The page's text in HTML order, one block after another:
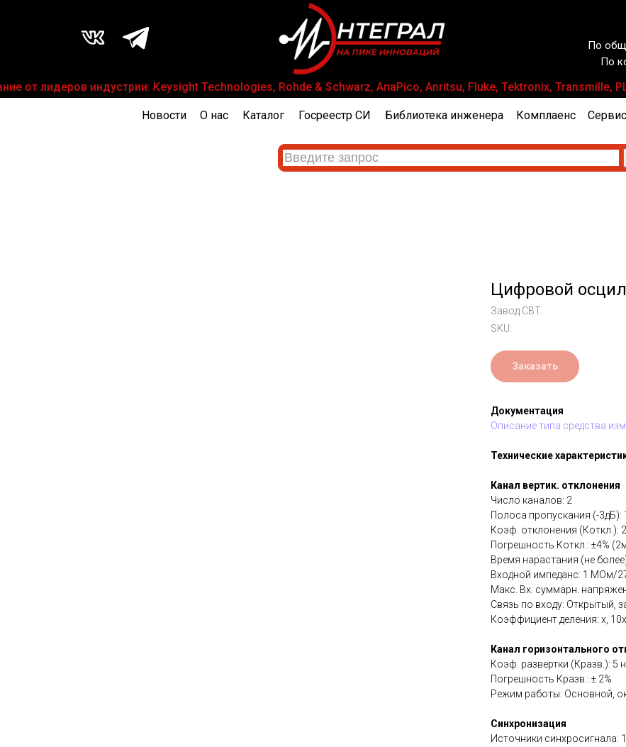
По
По
от лидеров индустрии: Keysight Technologies, Rohde & Schwarz, AnaPico, Anritsu, Fluke, Tektronix, Transmille,
Каталог
О нас Госреестр СИ Библиотека инженера Комплаенс
Новости Сервис
Цифровой
Завод СВТ
SKU:
Заказать
Документация
Описание типа средства
Технические
Канал вертик. отклонения
Число каналов: 2
Полоса пропускания (-3дБ):
Коэф. отклонения (Коткл.):
Погрешность Коткл.: ±4%
Время нарастания (не
Входной импеданс: 1 МОм/
Макс. Вх. суммарн.
Связь по входу: Открытый,
Коэффициент деления: х,
Канал горизонтального
Коэф. развертки (Кразв.): 5
Погрешность Кразв.: ± 2%
Режим работы: Основной,
Синхронизация
Источники синхросигнала: